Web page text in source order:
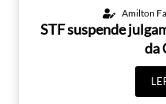
Amilton
STF suspende
da